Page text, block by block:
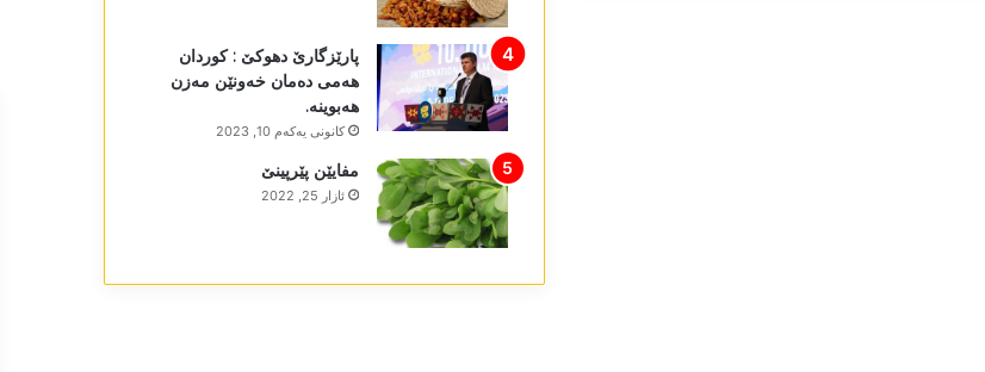
پارێزگارێ دھوکێ : کوردان
ھەمی دەمان خەونێن مەزن
ھەبوینە.
كانونی یه‌كه‌م 10, 2023
مفایێن پێرپینێ
ئازار 25, 2022